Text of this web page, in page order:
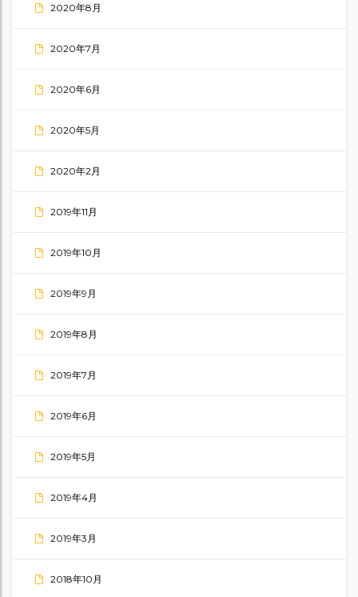
2020年8月
2020年7月
2020年6月
2020年5月
2020年2月
2019年11月
2019年10月
2019年9月
2019年8月
2019年7月
2019年6月
2019年5月
2019年4月
2019年3月
2018年10月